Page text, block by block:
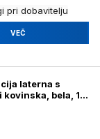
pri dobavitelju
VEČ
laterna s
bela, 14